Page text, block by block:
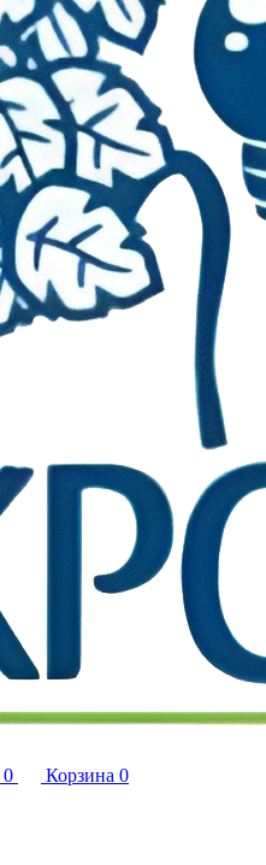
0 Корзина 0